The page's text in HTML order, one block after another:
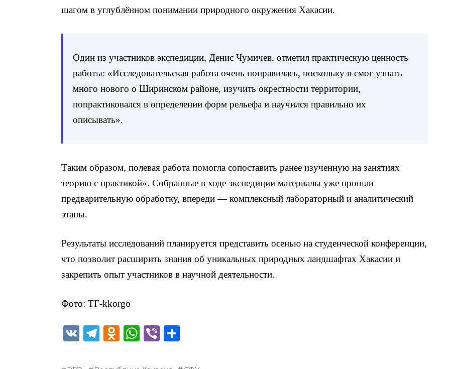
шагом в углублённом понимании природного окружения Хакасии.
Один из участников экспедиции, Денис Чумичев, отметил практическую ценность
работы: «Исследовательская работа очень понравилась, поскольку я смог узнать
много нового о Ширинском районе, изучить окрестности территории,
попрактиковался в определении форм рельефа и научился правильно их
описывать».
Таким образом, полевая работа помогла сопоставить ранее изученную на занятиях
теорию с практикой». Собранные в ходе экспедиции материалы уже прошли
предварительную обработку, впереди — комплексный лабораторный и аналитический
этапы.
Результаты исследований планируется представить осенью на студенческой конференции,
что позволит расширить знания об уникальных природных ландшафтах Хакасии и
закрепить опыт участников в научной деятельности.
Фото: ТГ-kkorgo
V
T
e
O
n
W
a
Vi
er п